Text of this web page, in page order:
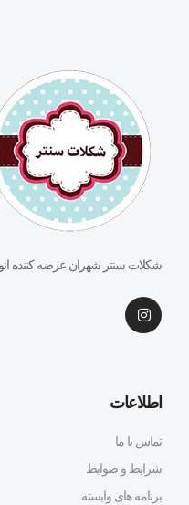
شکلات سنتر شهران عرضه کننده
اطلاعات
تماس با ما
شرایط و ضوابط
برنامه های وابسته